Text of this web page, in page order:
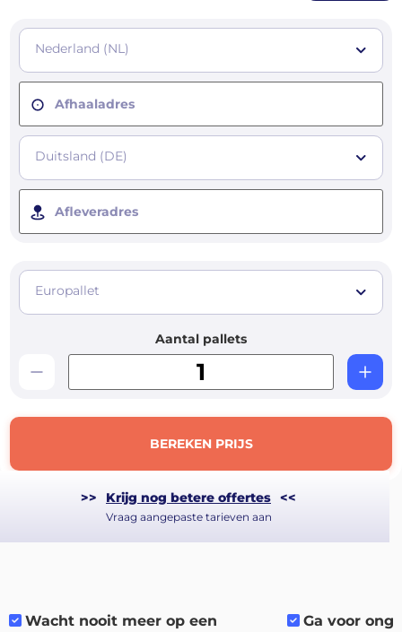
Nederland (NL)
Afhaaladres
Duitsland (DE)
Afleveradres
Europallet
Aantal pallets
BEREKEN PRIJS
>> Krijg nog betere offertes <<
Vraag aangepaste tarieven aan
Wacht nooit meer op een
Ga voor